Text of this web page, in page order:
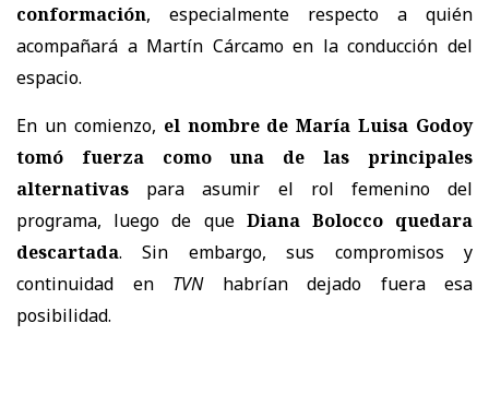
conformación, especialmente respecto a quién
acompañará a Martín Cárcamo en la conducción del
espacio.
En un comienzo, el nombre de María Luisa Godoy
tomó fuerza como una de las principales
alternativas para asumir el rol femenino del
programa, luego de que Diana Bolocco quedara
descartada. Sin embargo, sus compromisos y
continuidad en TVNhabrían dejado fuera esa
posibilidad.